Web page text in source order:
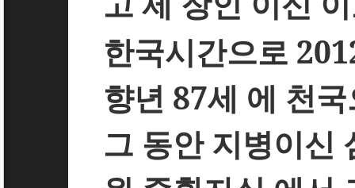
한국시간으로
향년 87세 에 천
그 동안 지병이신